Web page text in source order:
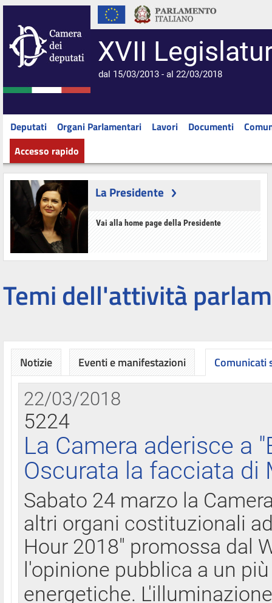
XVII
dal 15/03/2013 - al 22/03/2018
Deputati Organi Parlamentari Lavori Documenti
Accesso rapido
La Presidente
Vai alla home page della Presidente
Temi dell'attività
Notizie Eventi e manifestazioni Comunicati
22/03/2018
5224
La Camera aderisce a
Oscurata la facciata di
Sabato 24 marzo la
altri organi costituzionali
Hour 2018" promossa dal
l'opinione pubblica a un
energetiche.